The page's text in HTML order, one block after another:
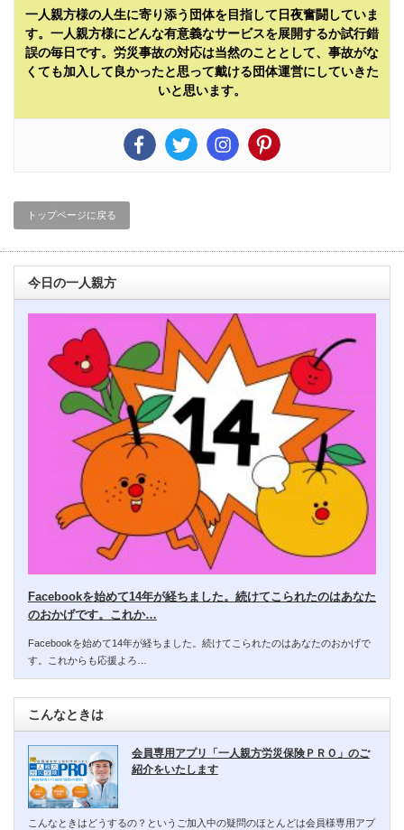
一人親方様の人生に寄り添う団体を目指して日夜奮闘していま
す。一人親方様にどんな有意義なサービスを展開するか試行錯
誤の毎日です。労災事故の対応は当然のこととして、事故がな
くても加入して良かったと思って戴ける団体運営にしていきた
いと思います。
トップページに戻る
今日の一人親方
Facebookを始めて14年が経ちました。続けてこられたのはあなた
のおかげです。これか…
Facebookを始めて14年が経ちました。続けてこられたのはあなたのおかげで
す。これからも応援よろ…
こんなときは
会員専用アプリ「一人親方労災保険ＰＲＯ」のご
紹介をいたします
こんなときはどうするの？というご加入中の疑問のほとんどは会員様専用アプ